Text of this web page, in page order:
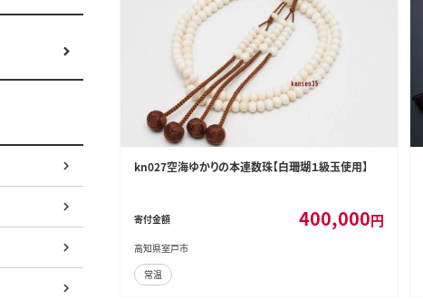
kn027空海ゆかりの本連数珠【白珊瑚１級玉使用】
寄付金額 400,000円
高知県室戸市
常温